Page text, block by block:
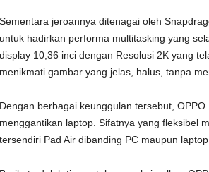
Sementara jeroannya ditenagai oleh
untuk hadirkan performa multitasking yang
display 10,36 inci dengan Resolusi 2K yang
menikmati gambar yang jelas, halus, tanpa
Dengan berbagai keunggulan tersebut,
menggantikan laptop. Sifatnya yang fleksibel
tersendiri Pad Air dibanding PC maupun laptop.